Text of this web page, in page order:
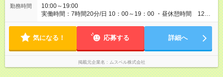
形態、給与は本採用時と同じです。
勤務時間
10:00～19:00
実働時間：7時間20分/日 10：00～19：00 ・昼休憩時間 12：
00～13：00 ・午後休憩時間 15：00～15：20、17：00～17：
気になる！ 応募する 詳細へ
掲載元企業名 ムスベル株式会社